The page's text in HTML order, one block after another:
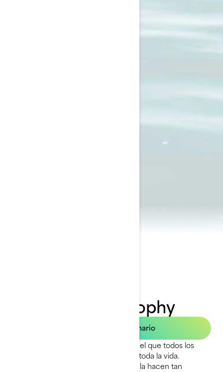
2023 FishPro Trophy
Buscar un concesionario
La FishPro Trophy es el vehículo con el que todos los
amantes de la pesca llevan soñando toda la vida.
¡Atrévete a probar las funciones que la hacen tan